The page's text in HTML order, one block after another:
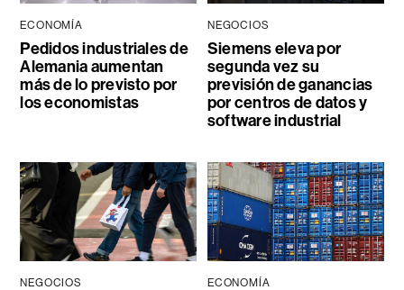
ECONOMÍA
Pedidos industriales de
Alemania aumentan
más de lo previsto por
los economistas
NEGOCIOS
Siemens eleva por
segunda vez su
previsión de ganancias
por centros de datos y
software industrial
NEGOCIOS ECONOMÍA